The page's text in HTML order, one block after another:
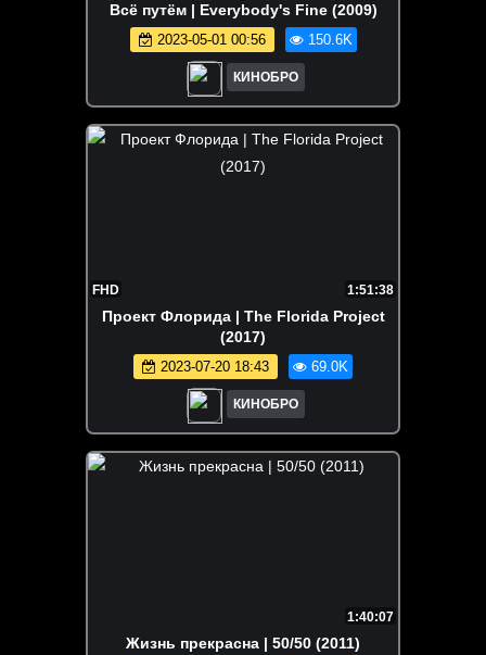
Всё путём | Everybody's Fine (2009)
2023-05-01 00:56 150.6K
КИНОБРО
FHD 1:51:38
Проект Флорида | The Florida Project
(2017)
2023-07-20 18:43 69.0K
КИНОБРО
1:40:07
Жизнь прекрасна | 50/50 (2011)